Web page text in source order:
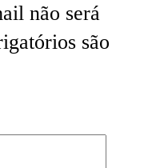
não será
são